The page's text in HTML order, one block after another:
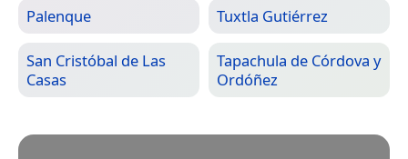
Palenque Tuxtla Gutiérrez
San Cristóbal de Las
Casas
Tapachula de Córdova y
Ordóñez